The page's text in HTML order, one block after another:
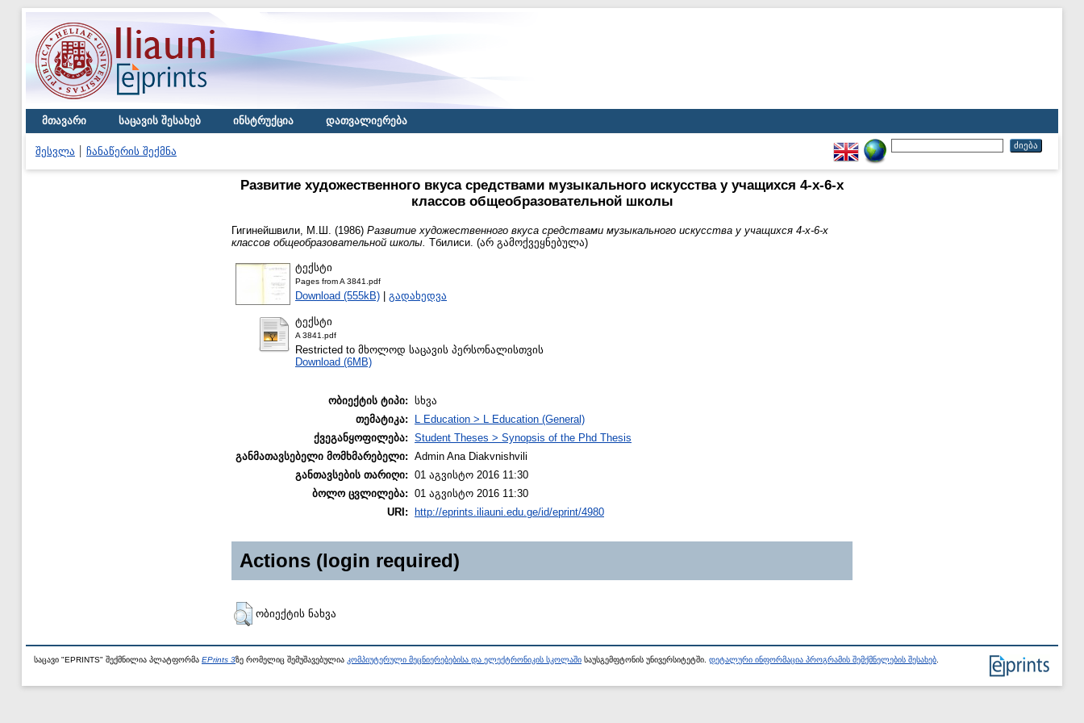
მთავარი საცავის შესახებ ინსტრუქცია დათვალიერება
შესვლა ჩანაწერის შექმნა
Развитие художественного вкуса средствами музыкального искусства у учащихся 4-х-6-х
классов общеобразовательной школы
Гигинейшвили, М.Ш. (1986) Развитие художественного вкуса средствами музыкального искусства у учащихся 4-х-6-х
классов общеобразовательной школы. Тбилиси. (არ გამოქვეყნებულა)
ტექსტი
Pages from A 3841.pdf
Download (555kB) | გადახედვა
ტექსტი
A 3841.pdf
Restricted to მხოლოდ საცავის პერსონალისთვის
Download (6MB)
ობიექტის ტიპი: სხვა
თემატიკა:
L Education > L Education (General)
ქვეგანყოფილება: Student Theses > Synopsis of the Phd Thesis
განმათავსებელი მომხმარებელი: Admin Ana Diakvnishvili
განთავსების თარიღი: 01 აგვისტო 2016 11:30
ბოლო ცვლილება: 01 აგვისტო 2016 11:30
URI:
http://eprints.iliauni.edu.ge/id/eprint/4980
Actions (login required)
ობიექტის ნახვა
საცავი "EPRINTS" შექმნილია პლატფორმა EPrints 3ზე რომელიც შემუშავებულია კომპიუტერული მეცნიერებებისა და ელექტრონიკის სკოლაში საუსგემფტონის უნივერსიტეტში. დეტალური ინფორმაცია პროგრამის შემქმნელების შესახებ.